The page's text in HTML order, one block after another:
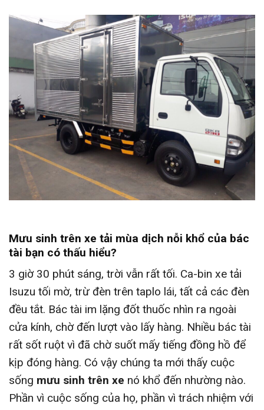
Mưu sinh trên xe tải mùa dịch nỗi khổ của bác
tài bạn có thấu hiểu?
3 giờ 30 phút sáng, trời vẫn rất tối. Ca-bin xe tải
Isuzu tối mờ, trừ đèn trên taplo lái, tất cả các đèn
đều tắt. Bác tài im lặng đốt thuốc nhìn ra ngoài
cửa kính, chờ đến lượt vào lấy hàng. Nhiều bác tài
rất sốt ruột vì đã chờ suốt mấy tiếng đồng hồ để
kịp đóng hàng. Có vậy chúng ta mới thấy cuộc
sống mưu sinh trên xe nó khổ đến nhường nào.
Phần vì cuộc sống của họ, phần vì trách nhiệm với